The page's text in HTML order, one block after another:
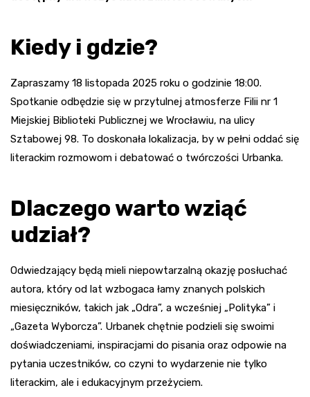
Kiedy i gdzie?
Zapraszamy 18 listopada 2025 roku o godzinie 18:00.
Spotkanie odbędzie się w przytulnej atmosferze Filii nr 1
Miejskiej Biblioteki Publicznej we Wrocławiu, na ulicy
Sztabowej 98. To doskonała lokalizacja, by w pełni oddać się
literackim rozmowom i debatować o twórczości Urbanka.
Dlaczego warto wziąć
udział?
Odwiedzający będą mieli niepowtarzalną okazję posłuchać
autora, który od lat wzbogaca łamy znanych polskich
miesięczników, takich jak „Odra”, a wcześniej „Polityka” i
„Gazeta Wyborcza”. Urbanek chętnie podzieli się swoimi
doświadczeniami, inspiracjami do pisania oraz odpowie na
pytania uczestników, co czyni to wydarzenie nie tylko
literackim, ale i edukacyjnym przeżyciem.